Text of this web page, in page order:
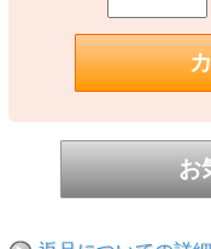
伸縮性を備えた袖口
エラスティックを包み込
ドローコード付きの裾
裾はドローコードで調節
工場の従業員にプレミア
ィファイドの工場で製造